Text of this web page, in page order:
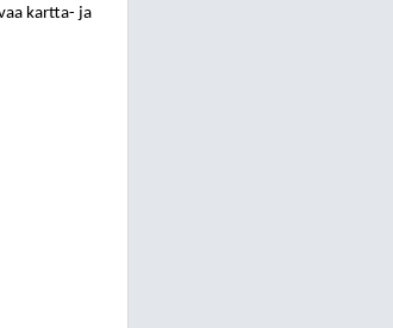
kartta- ja